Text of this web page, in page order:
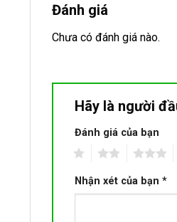
Đánh giá
Chưa có đánh giá nào.
Hãy là người
Đánh giá của bạn
Nhận xét của bạn *